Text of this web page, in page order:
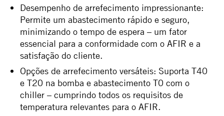
Desempenho de arrefecimento impressionante:
Permite um abastecimento rápido e seguro,
minimizando o tempo de espera – um fator
essencial para a conformidade com o AFIR e a
satisfação do cliente.
Opções de arrefecimento versáteis: Suporta T40
e T20 na bomba e abastecimento T0 com o
chiller – cumprindo todos os requisitos de
temperatura relevantes para o AFIR.